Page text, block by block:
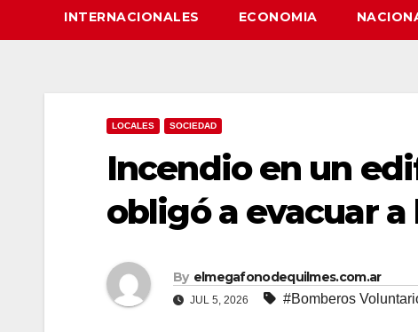
INTERNACIONALES ECONOMIA
LOCALES SOCIEDAD
Incendio en un
obligó a evacuar a
By elmegafonodequilmes.com.ar
JUL 5, 2026 #Bomberos